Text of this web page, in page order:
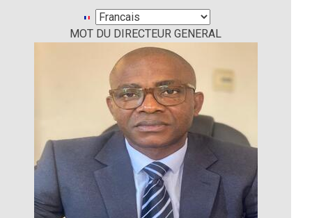
Select
your
language
MOT DU DIRECTEUR GENERAL